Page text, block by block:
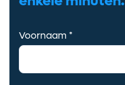
Voornaam *